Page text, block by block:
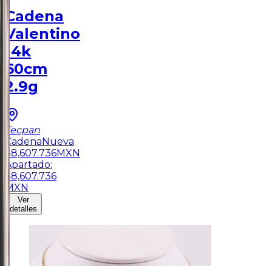
Cadena
Valentino
14k
60cm
2.9g
Tecpan
CadenaNueva
$8,607.736MXN
Apartado:
$8,607.736
MXN
Ver
detalles